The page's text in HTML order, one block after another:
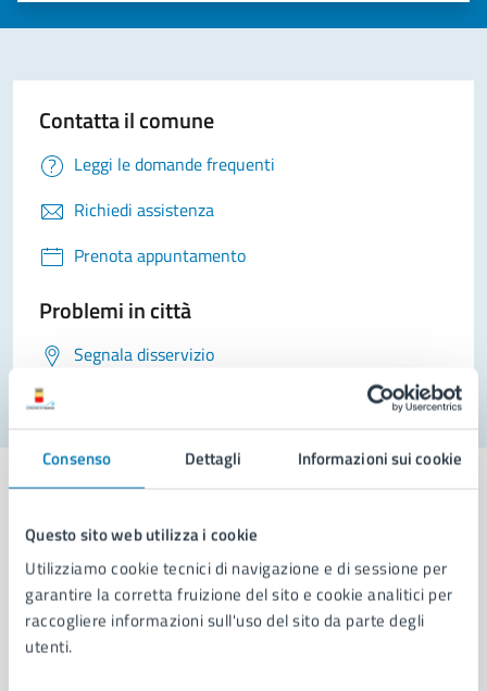
Consenso Dettagli Informazioni sui cookie
Questo sito web utilizza i cookie
Utilizziamo cookie tecnici di navigazione e di sessione per
garantire la corretta fruizione del sito e cookie analitici per
raccogliere informazioni sull'uso del sito da parte degli
utenti.
Contatta il comune
Leggi le domande frequenti
Richiedi assistenza
Prenota appuntamento
Problemi in città
Segnala disservizio
Comune di Napoli
AMMINISTRAZIONE